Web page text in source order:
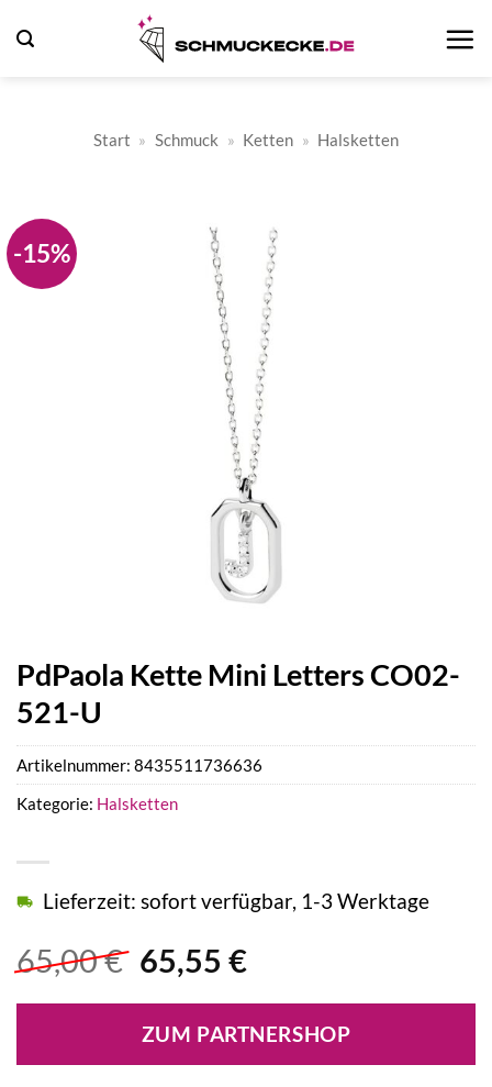
Inhalt
Start » Schmuck » Ketten » Halsketten
-15%
PdPaola Kette Mini Letters CO02-
521-U
65,00€ Ursprünglicher
war:
65,00 €
65,55 €Aktueller
ist:
65,55 €.
Lieferzeit: sofort verfügbar, 1-3 Werktage
ZUM PARTNERSHOP
Artikelnummer: 8435511736636
Kategorie: Halsketten